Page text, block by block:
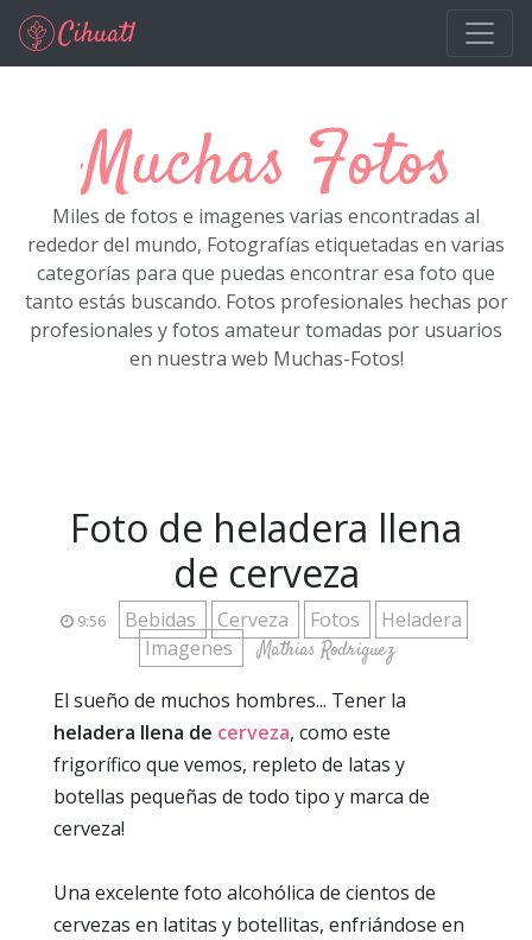
Ir al contenido principal
Muchas Fotos
Miles de fotos e imagenes varias encontradas al
rededor del mundo, Fotografías etiquetadas en varias
categorías para que puedas encontrar esa foto que
tanto estás buscando. Fotos profesionales hechas por
profesionales y fotos amateur tomadas por usuarios
en nuestra web Muchas-Fotos!
Foto de heladera llena
de cerveza
9:56 Bebidas Cerveza Fotos
Heladera
Imagenes
Mathias Rodriguez
El sueño de muchos hombres... Tener la
heladera llena de cerveza, como este
frigorífico que vemos, repleto de latas y
botellas pequeñas de todo tipo y marca de
cerveza!
Una excelente foto alcohólica de cientos de
cervezas en latitas y botellitas, enfriándose en